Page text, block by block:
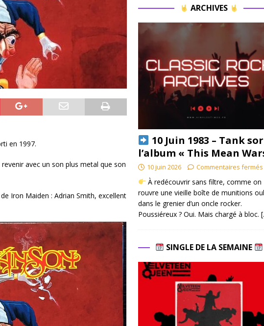
en 1997.
avec un son plus metal que son
Iron Maiden : Adrian Smith, excellent
ARCHIVES
10 Juin 1983 – Tank
l’album « This Mean
10 juin 2026 Commentaires fermés
À redécouvrir sans filtre, comme on
rouvre une vieille boîte de munitions
dans le grenier d’un oncle rocker.
Poussiéreux ? Oui. Mais chargé à bloc.
SINGLE DE LA SEMAINE